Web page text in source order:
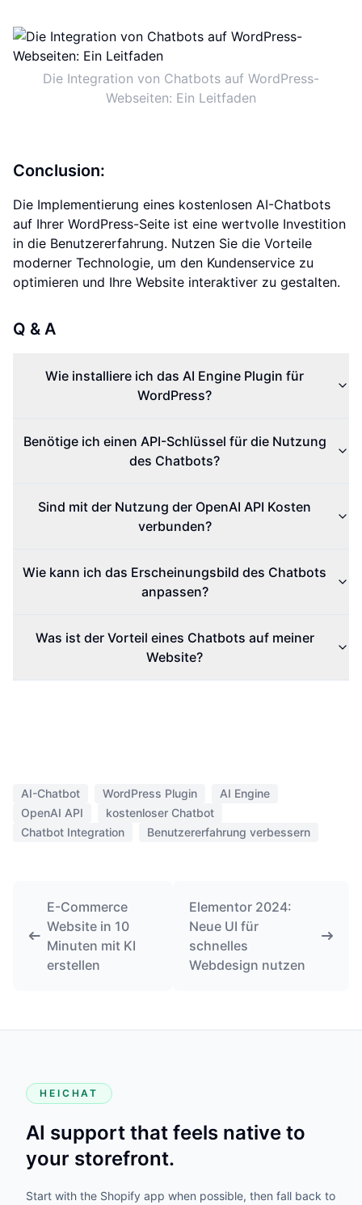
Die Integration von Chatbots auf WordPress-
Webseiten: Ein Leitfaden
Conclusion:
Die Implementierung eines kostenlosen AI-Chatbots
auf Ihrer WordPress-Seite ist eine wertvolle Investition
in die Benutzererfahrung. Nutzen Sie die Vorteile
moderner Technologie, um den Kundenservice zu
optimieren und Ihre Website interaktiver zu gestalten.
Q & A
Wie installiere ich das AI Engine Plugin für
WordPress?
Benötige ich einen API-Schlüssel für die Nutzung
des Chatbots?
Sind mit der Nutzung der OpenAI API Kosten
verbunden?
Wie kann ich das Erscheinungsbild des Chatbots
anpassen?
Was ist der Vorteil eines Chatbots auf meiner
Website?
AI-Chatbot WordPress Plugin
AI Engine
OpenAI API
kostenloser Chatbot
Chatbot Integration
Benutzererfahrung verbessern
E-Commerce
Website in 10
Minuten mit KI
erstellen
Elementor 2024:
Neue UI für
schnelles
Webdesign nutzen
HEICHAT
AI support that feels native to
your storefront.
Start with the Shopify app when possible, then fall back to